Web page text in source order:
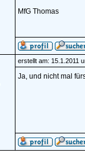
MfG Thomas
erstellt am: 15.1.2011
Ja, und nicht mal